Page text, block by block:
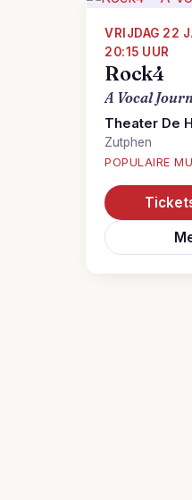
VRIJDAG 22
20:15 UUR
Rock4
A Vocal
Theater De
Zutphen
POPULAIRE